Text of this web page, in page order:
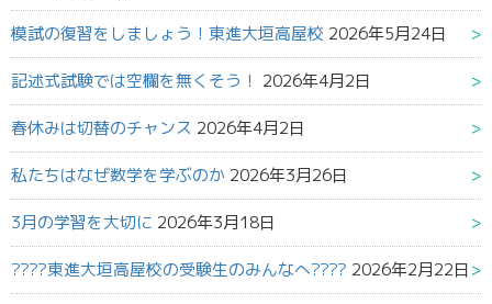
模試の復習をしましょう！東進大垣高屋校 2026年5月24日
記述式試験では空欄を無くそう！ 2026年4月2日
春休みは切替のチャンス 2026年4月2日
私たちはなぜ数学を学ぶのか 2026年3月26日
3月の学習を大切に 2026年3月18日
????東進大垣高屋校の受験生のみんなへ???? 2026年2月22日